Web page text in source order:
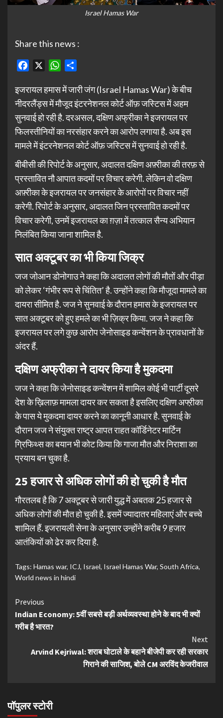
Israel Hamas War
Share this news :
Facebook WhatsApp
इजरायल हमास में जारी जंग (Israel Hamas War) के बीच
नीदरलैंड्स में मौजूद इंटरनेशनल कोर्ट ऑफ़ जस्टिस में अहम
सुनवाई हो रही है. दरअसल, दक्षिण अफ्रीका ने इजरायल पर
फिलस्तीनियों का नरसंहार करने का आरोप लगाया है. अब इस
मामले में इंटरनेशनल कोर्ट ऑफ़ जस्टिस में सुनवाई हो रही है.
बीबीसी की रिपोर्ट के अनुसार, अदालत दक्षिण अफ़्रीका की तरफ़ से
प्रस्तावित नौ आपात कदमों पर विचार करेगी. लेकिन वो दक्षिण
अफ़्रीका के इजरायल पर जनसंहार के आरोपों पर विचार नहीं
करेगी. रिपोर्ट के अनुसार, अदालत जिन प्रस्तावित कदमों पर
विचार करेगी, उनमें इजरायल का ग़ज़ा में तत्काल सैन्य अभियान
निलंबित किया जाना शामिल है.
सात अक्टूबर का भी किया जिक्र
जज जोआन डोनोगाउ ने कहा कि अदालत लोगों की मौतों और पीड़ा
को लेकर ‘गंभीर रूप से चिंतित’ है. उन्होंने कहा कि मौजूदा मामले का
दायरा सीमित है. जज ने सुनवाई के दौरान हमास के इजरायल पर
सात अक्टूबर को हुए हमले का भी ज़िक्र किया. जज ने कहा कि
इजरायल पर लगे कुछ आरोप जेनोसाइड कन्वेंशन के प्रावधानों के
अंदर हैं.
दक्षिण अफ्रीका ने दायर किया है मुकदमा
जज ने कहा कि जेनोसाइड कन्वेंशन में शामिल कोई भी पार्टी दूसरे
देश के ख़िलाफ़ मामला दायर कर सकता है इसलिए दक्षिण अफ्ऱीका
के पास ये मुकदमा दायर करने का कानूनी आधार है. सुनवाई के
दौरान जज ने संयुक्त राष्ट्र आपत राहत कॉर्डिनेटर मार्टिन
ग्रिफिथ्स का बयान भी कोट किया कि गाजा मौत और निराशा का
प्रयाय बन चुका है.
25 हजार से अधिक लोगों की हो चुकी है मौत
गौरतलब है कि 7 अक्टूबर से जारी युद्ध में अबतक 25 हजार से
अधिक लोगों की मौत हो चुकी है. इसमें ज्यादातर महिलाएं और बच्चे
शामिल हैं. इजरायली सेना के अनुसार उन्होंने करीब 9 हजार
आतंकियों को ढेर कर दिया है.
Tags: Hamas war, ICJ, Israel, Israel Hamas War, South Africa,
World news in hindi
Continue
Reading
Previous
Indian Economy: 5वीं सबसे बड़ी अर्थव्यवस्था होने के बाद भी क्यों
गरीब है भारत?
Next
Arvind Kejriwal: शराब घोटाले के बहाने बीजेपी कर रही सरकार
गिराने की साजिश, बोले CM अरविंद केजरीवाल
पॉपुलर स्टोरी